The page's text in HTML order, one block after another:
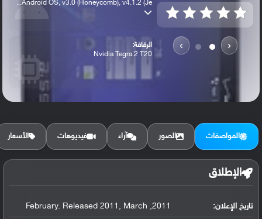
‹
›
Android OS, v3.0 (Honeycomb), v4.1.2 (Je...
الرقاقة:
Nvidia Tegra 2 T20
الرام / التخزين:
المواصفات الصور آراء فيديوهات الأسعار
الإطلاق
تاريخ الإعلان: 2011, February. Released 2011, March